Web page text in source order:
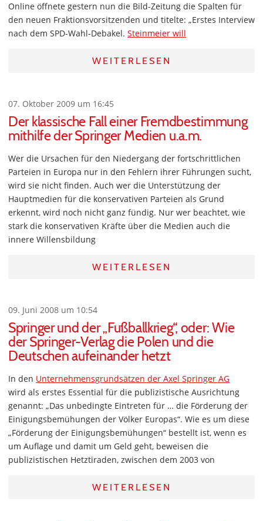
Online öffnete gestern nun die Bild-Zeitung die Spalten für
den neuen Fraktionsvorsitzenden und titelte: „Erstes Interview
nach dem SPD-Wahl-Debakel. Steinmeier will
WEITERLESEN
07. Oktober 2009 um 16:45
Der klassische Fall einer Fremdbestimmung
mithilfe der Springer Medien u.a.m.
Wer die Ursachen für den Niedergang der fortschrittlichen
Parteien in Europa nur in den Fehlern ihrer Führungen sucht,
wird sie nicht finden. Auch wer die Unterstützung der
Hauptmedien für die konservativen Parteien als Grund
erkennt, wird noch nicht ganz fündig. Nur wer beachtet, wie
stark die konservativen Kräfte über die Medien auch die
innere Willensbildung
WEITERLESEN
09. Juni 2008 um 10:54
Springer und der „Fußballkrieg“, oder: Wie
der Springer-Verlag die Polen und die
Deutschen aufeinander hetzt
In den Unternehmensgrundsätzen der Axel Springer AG
wird als erstes Essential für die publizistische Ausrichtung
genannt: „Das unbedingte Eintreten für … die Förderung der
Einigungsbemühungen der Völker Europas“. Wie es um diese
„Förderung der Einigungsbemühungen“ bestellt ist, wenn es
um Auflage und damit um Geld geht, beweisen die
publizistischen Hetztiraden, zwischen dem 2003 von
WEITERLESEN